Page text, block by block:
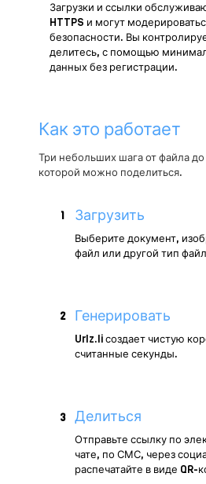
Загрузки и ссылки
HTTPS и могут
безопасности. Вы
делитесь, с помощью
данных без регистрации.
Как это работает
Три небольших шага от файла
которой можно поделиться.
1 Загрузить
Выберите документ,
файл или другой тип
2 Генерировать
Urlz.li создает чистую
считанные секунды.
3 Делиться
Отправьте ссылку по
чате, по СМС, через
распечатайте в виде QR-